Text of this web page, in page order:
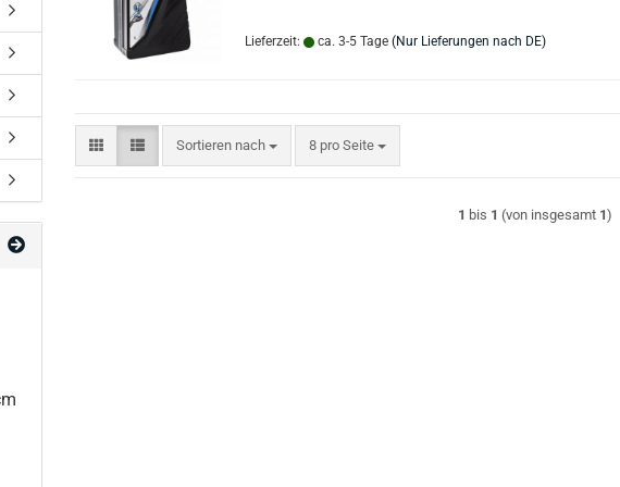
Lieferzeit: ca. 3-5 Tage (Nur Lieferungen nach DE)
Sortieren nach
Sortieren nach 8 pro Seite
pro Seite
1 bis 1 (von insgesamt 1)